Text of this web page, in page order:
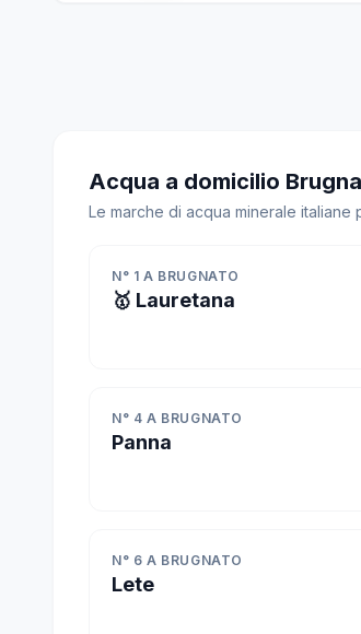
Acqua a domicilio
Le marche di acqua minerale
N° 1 A BRUGNATO
🥇 Lauretana
N° 4 A BRUGNATO
Panna
N° 6 A BRUGNATO
Lete